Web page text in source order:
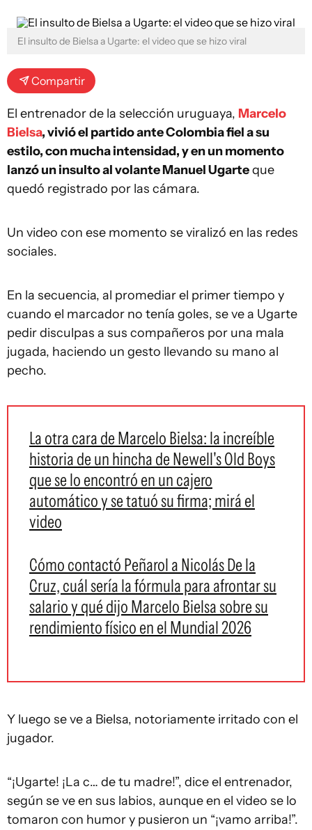
El insulto de Bielsa a Ugarte: el video que se hizo viral
Compartir
El entrenador de la selección uruguaya, Marcelo
Bielsa, vivió el partido ante Colombia fiel a su
estilo, con mucha intensidad, y en un momento
lanzó un insulto al volante Manuel Ugarteque
quedó registrado por las cámara.
Un video con ese momento se viralizó en las redes
sociales.
En la secuencia, al promediar el primer tiempo y
cuando el marcador no tenía goles, se ve a Ugarte
pedir disculpas a sus compañeros por una mala
jugada, haciendo un gesto llevando su mano al
pecho.
La otra cara de Marcelo Bielsa: la increíble
historia de un hincha de Newell's Old Boys
que se lo encontró en un cajero
automático y se tatuó su firma; mirá el
video
Cómo contactó Peñarol a Nicolás De la
Cruz, cuál sería la fórmula para afrontar su
salario y qué dijo Marcelo Bielsa sobre su
rendimiento físico en el Mundial 2026
Y luego se ve a Bielsa, notoriamente irritado con el
jugador.
“¡Ugarte! ¡La c… de tu madre!”, dice el entrenador,
según se ve en sus labios, aunque en el video se lo
tomaron con humor y pusieron un “¡vamo arriba!”.